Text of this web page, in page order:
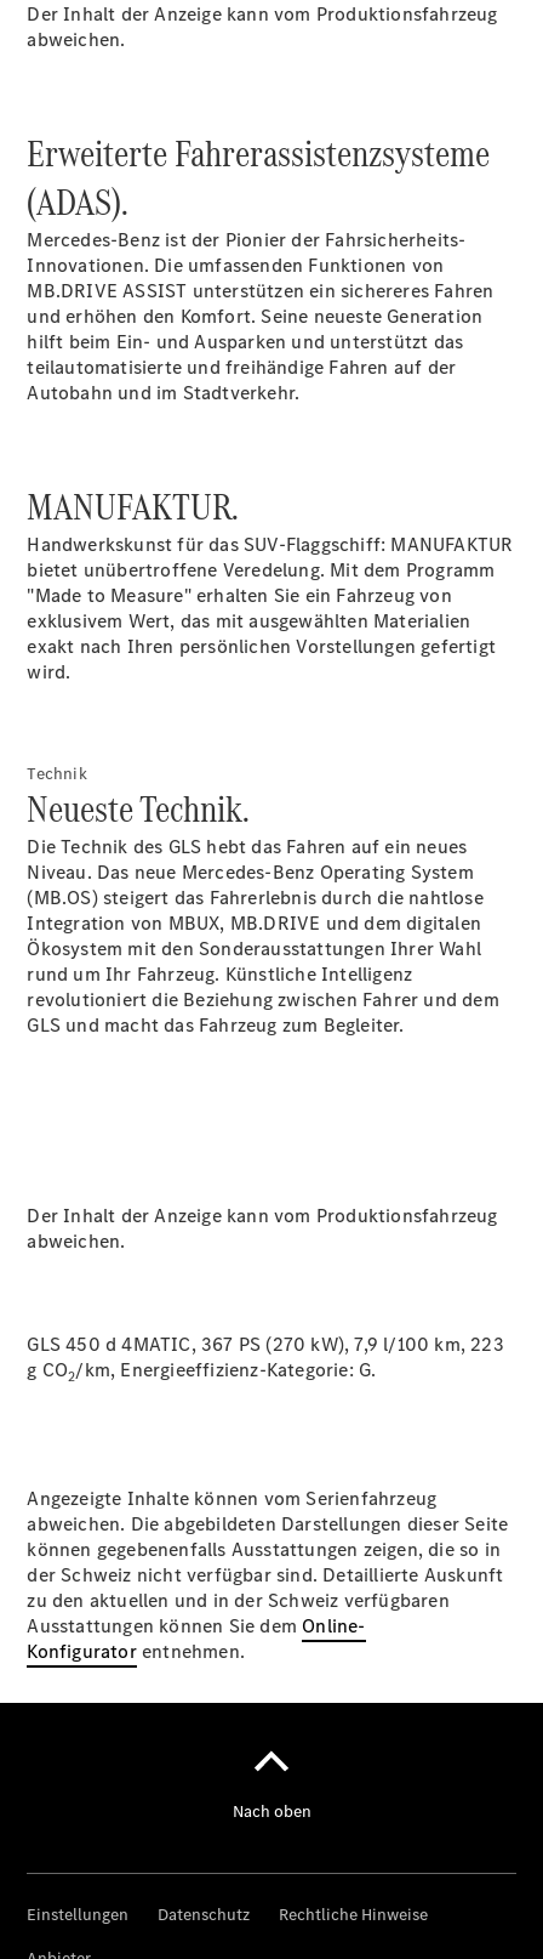
Unternehmen
Kontaktformular
Anbieter/Datenschutz
Der Inhalt der Anzeige kann vom Produktionsfahrzeug
abweichen.
Erweiterte Fahrerassistenzsysteme
(ADAS).
Mercedes-Benz ist der Pionier der Fahrsicherheits-
Innovationen. Die umfassenden Funktionen von
MB.DRIVEASSIST unterstützen ein sichereres Fahren
und erhöhen den Komfort. Seine neueste Generation
hilft beim Ein- und Ausparken und unterstützt das
teilautomatisierte und freihändige Fahren auf der
Autobahn und im Stadtverkehr.
MANUFAKTUR.
Handwerkskunst für das SUV-Flaggschiff: MANUFAKTUR
bietet unübertroffene Veredelung. Mit dem Programm
"Made to Measure" erhalten Sie ein Fahrzeug von
exklusivem Wert, das mit ausgewählten Materialien
exakt nach Ihren persönlichen Vorstellungen gefertigt
wird.
Technik
Neueste Technik.
Die Technik des GLS hebt das Fahren auf ein neues
Niveau. Das neue Mercedes-Benz Operating System
(MB.OS) steigert das Fahrerlebnis durch die nahtlose
Integration von MBUX, MB.DRIVE und dem digitalen
Ökosystem mit den Sonderausstattungen Ihrer Wahl
rund um Ihr Fahrzeug. Künstliche Intelligenz
revolutioniert die Beziehung zwischen Fahrer und dem
GLS und macht das Fahrzeug zum Begleiter.
Der Inhalt der Anzeige kann vom Produktionsfahrzeug
abweichen.
GLS 450 d 4MATIC, 367 PS (270 kW), 7,9 l/100 km, 223
g CO2/km, Energieeffizienz-Kategorie: G.
Angezeigte Inhalte können vom Serienfahrzeug
abweichen. Die abgebildeten Darstellungen dieser Seite
können gegebenenfalls Ausstattungen zeigen, die so in
der Schweiz nicht verfügbar sind. Detaillierte Auskunft
zu den aktuellen und in der Schweiz verfügbaren
Ausstattungen können Sie dem Online-
Konfiguratorentnehmen.